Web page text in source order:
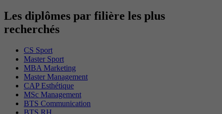
Les diplômes par filière les plus
recherchés
CS Sport
Master Sport
MBA Marketing
Master Management
CAP Esthétique
MSc Management
BTS Communication
BTS RH